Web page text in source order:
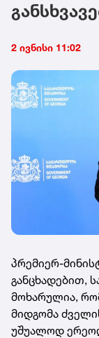
2 ივნისი 11:02
პრემიერ-
განცხადებით,
მოხარულია,
მიდგომა
უშუალოდ